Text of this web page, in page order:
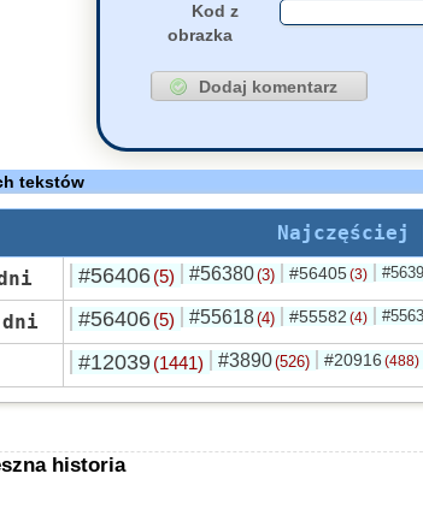
Kod z
obrazka
tekstów
Najczęściej
#56406 (5) #56380(3) #56405(3)
#56406 (5) #55618(4) #55582 (4)
#12039 (1441) #3890(526) #20916 (488)
historia